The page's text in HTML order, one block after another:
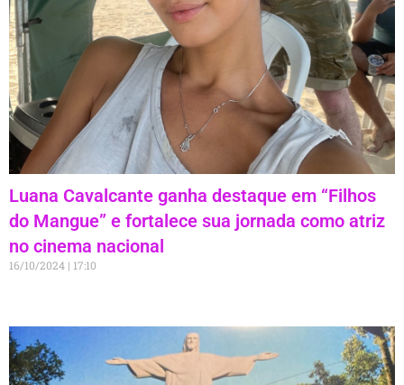
Luana Cavalcante ganha destaque em “Filhos
do Mangue” e fortalece sua jornada como atriz
no cinema nacional
16/10/2024 17:10